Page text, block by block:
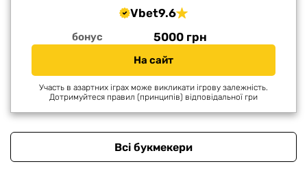
Vbet9.6
бонус 5000 грн
На сайт
Участь в азартних іграх може викликати ігрову залежність.
Дотримуйтеся правил (принципів) відповідальної гри
Всі букмекери